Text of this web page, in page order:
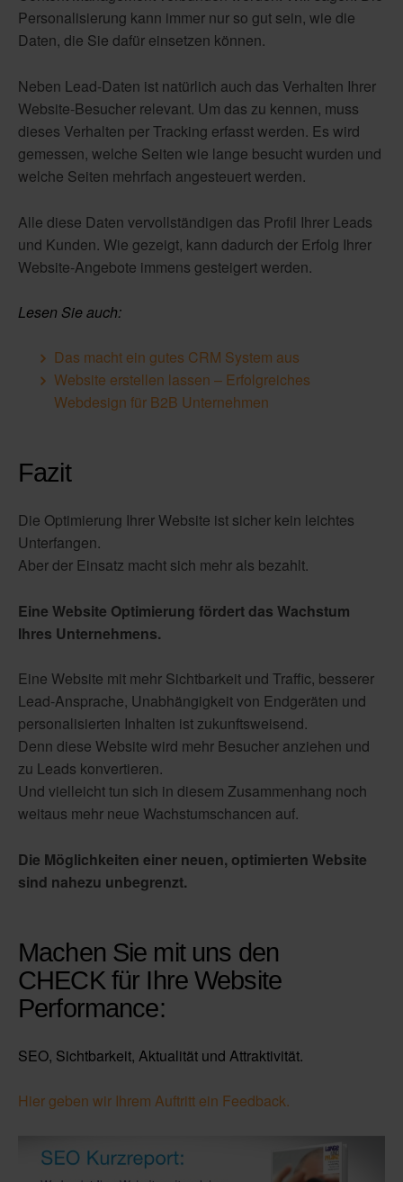
Personalisierung kann immer nur so gut sein, wie die
Daten, die Sie dafür einsetzen können.
Neben Lead-Daten ist natürlich auch das Verhalten Ihrer
Website-Besucher relevant. Um das zu kennen, muss
dieses Verhalten per Tracking erfasst werden. Es wird
gemessen, welche Seiten wie lange besucht wurden und
welche Seiten mehrfach angesteuert werden.
Alle diese Daten vervollständigen das Profil Ihrer Leads
und Kunden. Wie gezeigt, kann dadurch der Erfolg Ihrer
Website-Angebote immens gesteigert werden.
Lesen Sie auch:
Das macht ein gutes CRM System aus
Website erstellen lassen – Erfolgreiches
Webdesign für B2B Unternehmen
Fazit
Die Optimierung Ihrer Website ist sicher kein leichtes
Unterfangen.
Aber der Einsatz macht sich mehr als bezahlt.
Eine Website Optimierung fördert das Wachstum
Ihres Unternehmens.
Eine Website mit mehr Sichtbarkeit und Traffic, besserer
Lead-Ansprache, Unabhängigkeit von Endgeräten und
personalisierten Inhalten ist zukunftsweisend.
Denn diese Website wird mehr Besucher anziehen und
zu Leads konvertieren.
Und vielleicht tun sich in diesem Zusammenhang noch
weitaus mehr neue Wachstumschancen auf.
Die Möglichkeiten einer neuen, optimierten Website
sind nahezu unbegrenzt.
Machen Sie mit uns den
CHECK für Ihre Website
Performance:
SEO, Sichtbarkeit, Aktualität und Attraktivität.
Hier geben wir Ihrem Auftritt ein Feedback.